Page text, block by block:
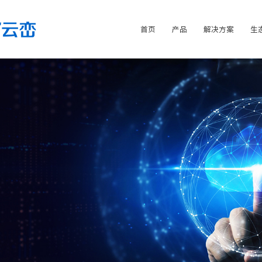
首页 产品 解决方案 生